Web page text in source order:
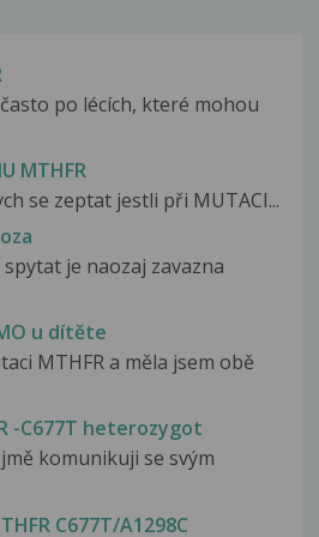
po lécích, které mohou
MTHFR
se zeptat jestli při MUTACI...
je naozaj zavazna
u dítěte
MTHFR a měla jsem obě
-C677T heterozygot
komunikuji se svým
C677T/A1298C